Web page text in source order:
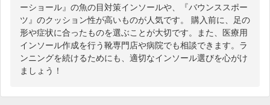
ーショール』の魚の目対策インソールや、『バウンススポー
ツ』のクッション性が高いものが人気です。 購入前に、足の
形や症状に合ったものを選ぶことが大切です。また、医療用
インソール作成を行う靴専門店や病院でも相談できます。ラ
ンニングを続けるためにも、適切なインソール選びを心がけ
ましょう！